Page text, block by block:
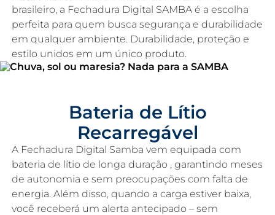
brasileiro, a Fechadura Digital SAMBA é a escolha
perfeita para quem busca segurança e durabilidade
em qualquer ambiente. Durabilidade, proteção e
estilo unidos em um único produto.
Bateria de Lítio
Recarregável
A Fechadura Digital Samba vem equipada com
bateria de lítio de longa duração , garantindo meses
de autonomia e sem preocupações com falta de
energia. Além disso, quando a carga estiver baixa,
você receberá um alerta antecipado – sem